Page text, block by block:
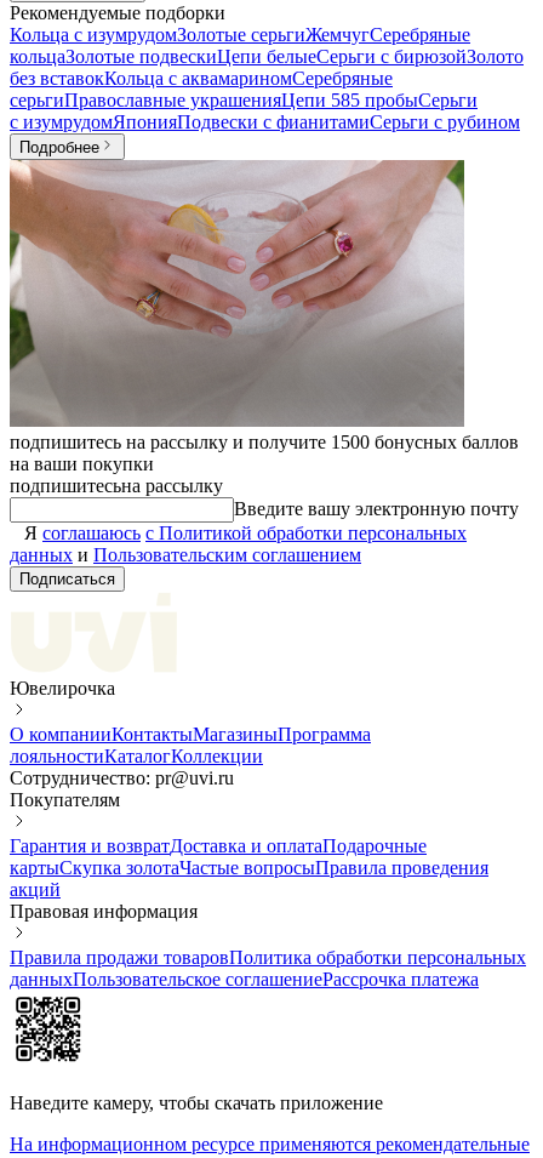
Рекомендуемые подборки
Кольца с изумрудомЗолотые серьгиЖемчугСеребряные
кольцаЗолотые подвескиЦепи белыеСерьги с бирюзойЗолото
без вставокКольца с аквамариномСеребряные
серьгиПравославные украшенияЦепи 585 пробыСерьги
с изумрудомЯпонияПодвески с фианитамиСерьги с рубином
Подробнее
подпишитесь на рассылку и получите 1500 бонусных баллов
на ваши покупки
подпишитесьна рассылку
Введите вашу электронную почту
Я соглашаюсь с Политикой обработки персональных
данных и Пользовательским соглашением
Подписаться
Ювелирочка
О компанииКонтактыМагазиныПрограмма
лояльностиКаталогКоллекции
Сотрудничество: pr@uvi.ru
Покупателям
Гарантия и возвратДоставка и оплатаПодарочные
картыСкупка золотаЧастые вопросыПравила проведения
акций
Правовая информация
Правила продажи товаровПолитика обработки персональных
данныхПользовательское соглашениеРассрочка платежа
Наведите камеру, чтобы скачать приложение
На информационном ресурсе применяются рекомендательные